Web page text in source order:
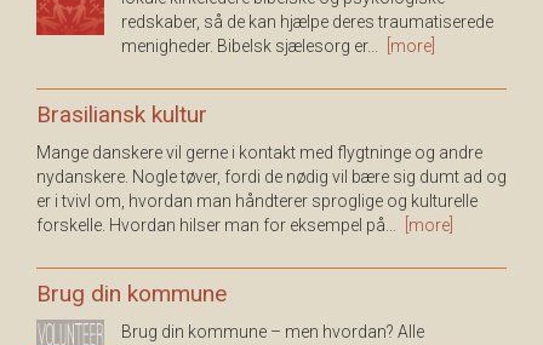
redskaber, så de kan hjælpe deres traumatiserede
menigheder. Bibelsk sjælesorg er...
[more]
Brasiliansk kultur
Mange danskere vil gerne i kontakt med flygtninge og andre
nydanskere. Nogle tøver, fordi de nødig vil bære sig dumt ad og
er i tvivl om, hvordan man håndterer sproglige og kulturelle
forskelle. Hvordan hilser man for eksempel på...
[more]
Brug din kommune
Brug din kommune – men hvordan? Alle